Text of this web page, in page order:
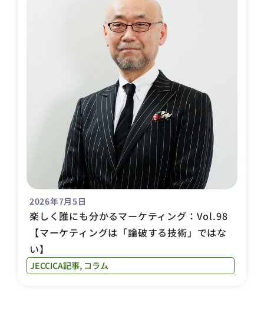
2026年7月5日
楽しく誰にも分かるマーケティング：Vol.98
【マーケティングは「論破する技術」ではな
い】
JECCICA記事, コラム